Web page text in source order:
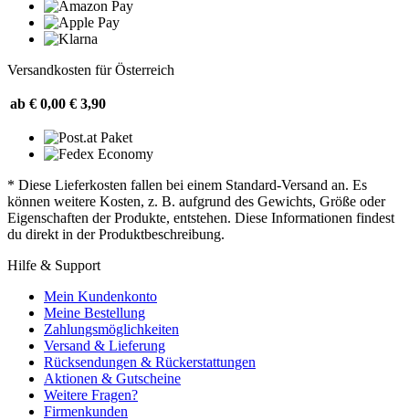
Versandkosten für Österreich
ab € 0,00 € 3,90
* Diese Lieferkosten fallen bei einem Standard-Versand an. Es
können weitere Kosten, z. B. aufgrund des Gewichts, Größe oder
Eigenschaften der Produkte, entstehen. Diese Informationen findest
du direkt in der Produktbeschreibung.
Hilfe & Support
Mein Kundenkonto
Meine Bestellung
Zahlungsmöglichkeiten
Versand & Lieferung
Rücksendungen & Rückerstattungen
Aktionen & Gutscheine
Weitere Fragen?
Firmenkunden